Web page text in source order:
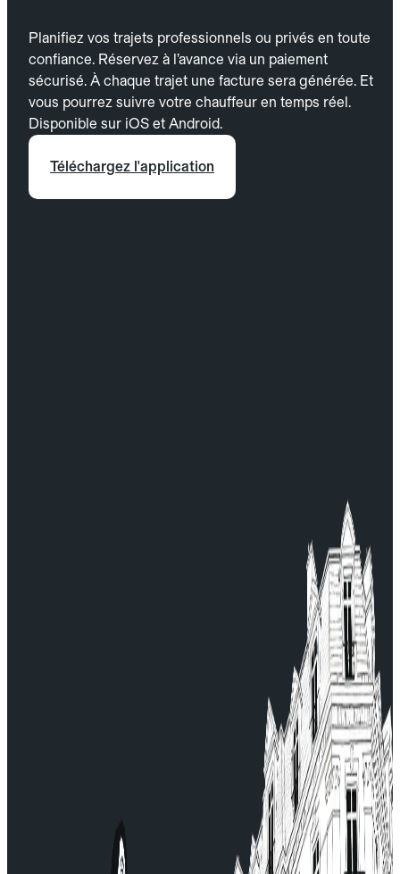
Planifiez vos trajets professionnels ou privés en toute
confiance. Réservez à l’avance via un paiement
sécurisé. À chaque trajet une facture sera générée. Et
vous pourrez suivre votre chauffeur en temps réel.
Disponible sur iOS et Android.
Téléchargez l'application